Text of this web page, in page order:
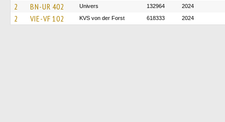
2 BN-UR 402 Univers 132964 2024
2 VIE-VF 102 KVS von der Forst 618333 2024